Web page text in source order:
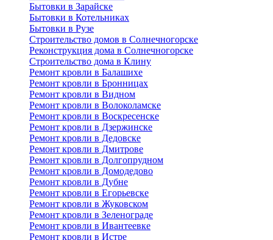
Бытовки в Зарайске
Бытовки в Котельниках
Бытовки в Рузе
Строительство домов в Солнечногорске
Реконструкция дома в Солнечногорске
Строительство дома в Клину
Ремонт кровли в Балашихе
Ремонт кровли в Бронницах
Ремонт кровли в Видном
Ремонт кровли в Волоколамске
Ремонт кровли в Воскресенске
Ремонт кровли в Дзержинске
Ремонт кровли в Дедовске
Ремонт кровли в Дмитрове
Ремонт кровли в Долгопрудном
Ремонт кровли в Домодедово
Ремонт кровли в Дубне
Ремонт кровли в Егорьевске
Ремонт кровли в Жуковском
Ремонт кровли в Зеленограде
Ремонт кровли в Ивантеевке
Ремонт кровли в Истре